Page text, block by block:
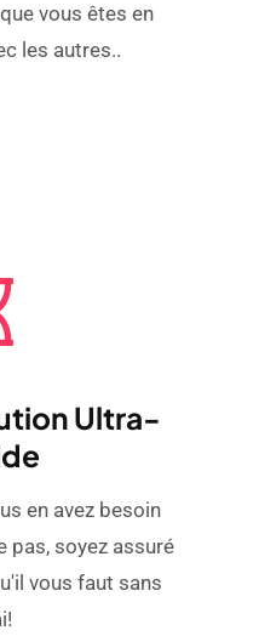
vous êtes en
les autres..
Ultra-
en avez besoin
pas, soyez assuré
vous faut sans